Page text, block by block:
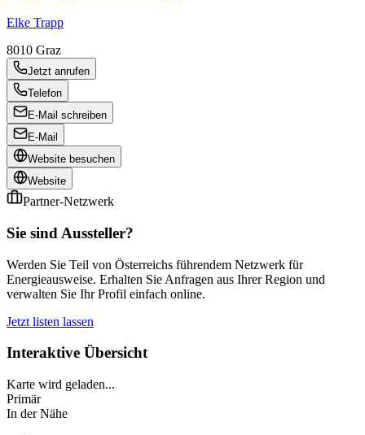
Elke Trapp
8010 Graz
Jetzt anrufen
Telefon
E-Mail schreiben
E-Mail
Website besuchen
Website
Partner-Netzwerk
Sie sind Aussteller?
Werden Sie Teil von Österreichs führendem Netzwerk für
Energieausweise. Erhalten Sie Anfragen aus Ihrer Region und
verwalten Sie Ihr Profil einfach online.
Jetzt listen lassen
Interaktive Übersicht
Karte wird geladen...
Primär
In der Nähe